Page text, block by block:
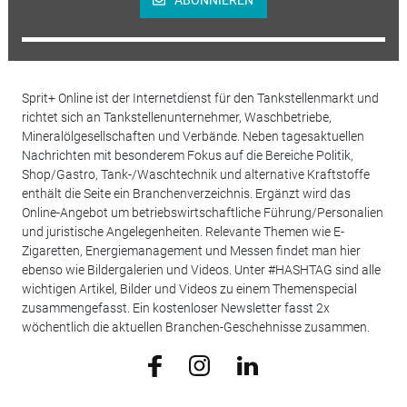
Sprit+ Online ist der Internetdienst für den Tankstellenmarkt und
richtet sich an Tankstellenunternehmer, Waschbetriebe,
Mineralölgesellschaften und Verbände. Neben tagesaktuellen
Nachrichten mit besonderem Fokus auf die Bereiche Politik,
Shop/Gastro, Tank-/Waschtechnik und alternative Kraftstoffe
enthält die Seite ein Branchenverzeichnis. Ergänzt wird das
Online-Angebot um betriebswirtschaftliche Führung/Personalien
und juristische Angelegenheiten. Relevante Themen wie E-
Zigaretten, Energiemanagement und Messen findet man hier
ebenso wie Bildergalerien und Videos. Unter #HASHTAG sind alle
wichtigen Artikel, Bilder und Videos zu einem Themenspecial
zusammengefasst. Ein kostenloser Newsletter fasst 2x
wöchentlich die aktuellen Branchen-Geschehnisse zusammen.